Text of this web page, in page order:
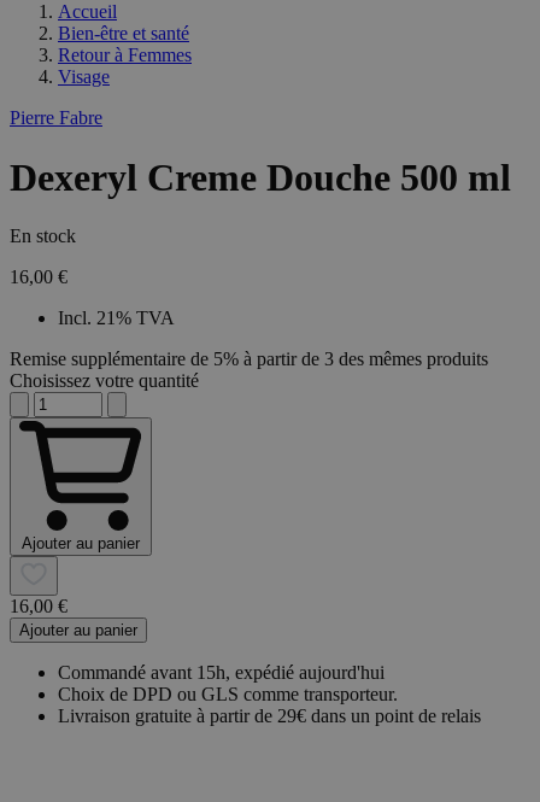
Accueil
Bien-être et santé
Retour à Femmes
Visage
Pierre Fabre
Dexeryl Creme Douche 500 ml
En stock
16,00 €
Incl. 21% TVA
Remise supplémentaire de 5% à partir de 3 des mêmes produits
Choisissez votre quantité
Ajouter au panier
16,00 €
Ajouter au panier
Commandé avant 15h, expédié aujourd'hui
Choix de DPD ou GLS comme transporteur.
Livraison gratuite à partir de 29€ dans un point de relais